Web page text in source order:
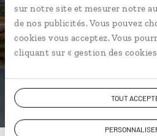
sur notre site et mesurer notre
de nos publicités. Vous pouvez
cookies vous acceptez. Vous
cliquant sur « gestion des cookies
TOUT